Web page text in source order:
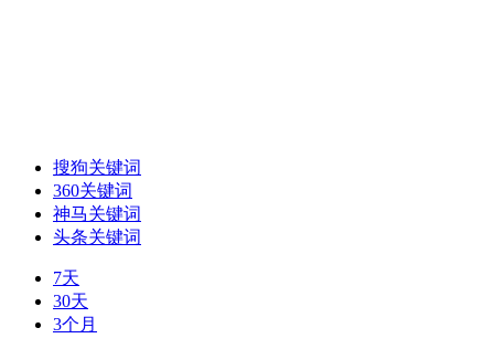
搜狗关键词
360关键词
神马关键词
头条关键词
7天
30天
3个月